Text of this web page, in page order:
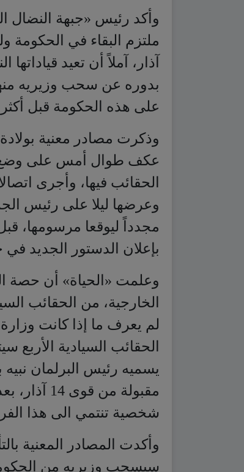
بدوره عن سحب وزيريه
على هذه الحكومة قبل
وذكرت مصادر معنية
عكف طوال أمس على وضع
الحقائب فيها، وأجرى
وعرضها ليلا على رئيس
مجدداً ليوقعا مرسومها،
بإعلان الدستور الجديد
وعلمت «الحياة» أن حصة
الخارجية، من الحقائب
لم يعرف ما إذا كانت وزارة
الحقائب السيادية
مقبولة
شخصية تنتمي الى هذا
وأكدت المصادر المعنية
أبلغه الوزير وائل أبو
كتلة «المستقبل» الرئيس
تحركه من خلال أبو فاعور